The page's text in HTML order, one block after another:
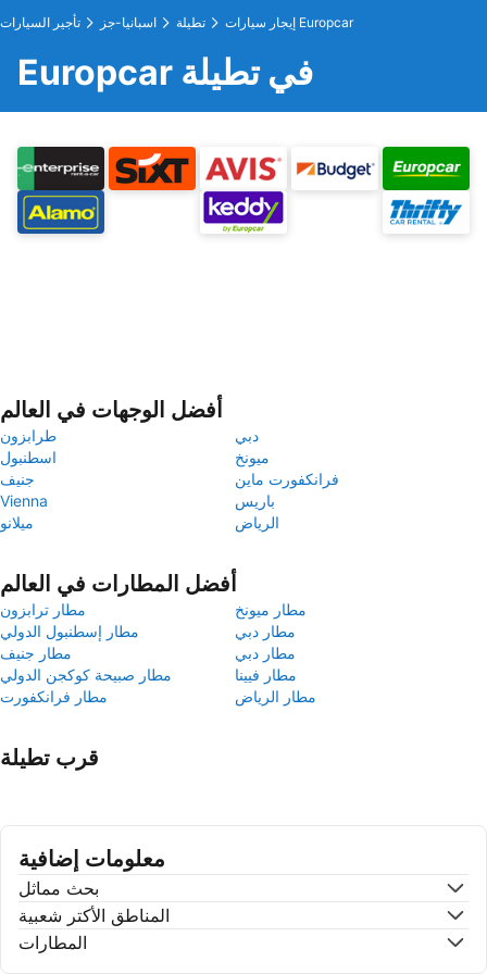
تأجير السيارات اسبانيا-جز تطيلة إيجار سيارات Europcar
Europcar في تطيلة
أفضل الوجهات في العالم
طرابزون
دبي
اسطنبول
ميونخ
جنيف
فرانكفورت ماين
Vienna
باريس
ميلانو
الرياض
أفضل المطارات في العالم
مطار ترابزون
مطار ميونخ
مطار إسطنبول الدولي
مطار دبي
مطار جنيف
مطار دبي
مطار صبيحة كوكجن الدولي
مطار فيينا
مطار فرانكفورت
مطار الرياض
قرب تطيلة
معلومات إضافية
بحث مماثل
المناطق الأكتر شعبية
المطارات